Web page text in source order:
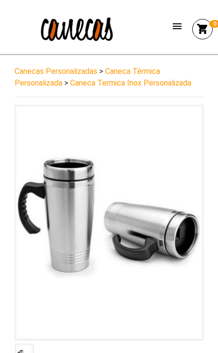
menu 0
shopping_cart
Canecas Personalizadas > Caneca Térmica
Personalizada > Caneca Termica Inox Personalizada